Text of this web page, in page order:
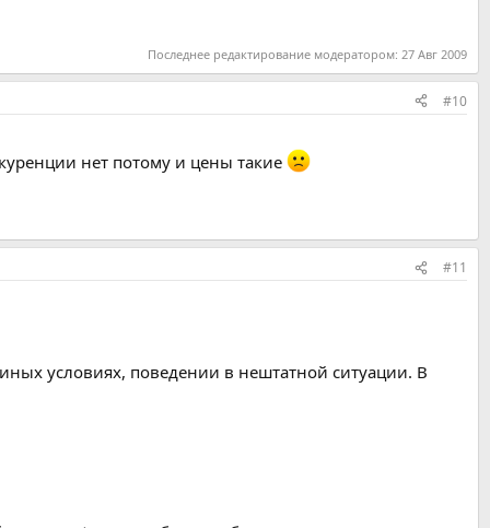
Последнее редактирование модератором: 27 Авг 2009
#10
нет потому и цены такие
#11
условиях, поведении в нештатной ситуации. В